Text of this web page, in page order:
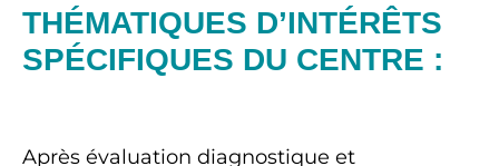
THÉMATIQUES D’INTÉRÊTS
SPÉCIFIQUES DU CENTRE :
Après évaluation diagnostique et